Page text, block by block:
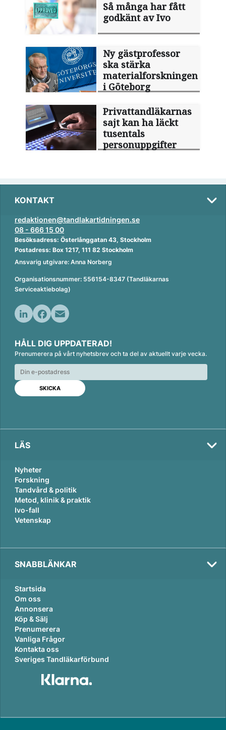
Så många har fått
godkänt av Ivo
Ny gästprofessor
ska stärka
materialforskningen
i Göteborg
Privattandläkarnas
sajt kan ha läckt
tusentals
personuppgifter
KONTAKT
redaktionen@tandlakartidningen.se
08 - 666 15 00
Besöksadress: Österlånggatan 43, Stockholm
Postadress: Box 1217, 111 82 Stockholm
Ansvarig utgivare: Anna Norberg
Organisationsnummer: 556154-8347 (Tandläkarnas
Serviceaktiebolag)
n
k
e
d
n
c
e
b
o
o
k
a
i
l
HÅLL DIG UPPDATERAD!
Prenumerera på vårt nyhetsbrev och ta del av aktuellt varje vecka.
LÄS
Nyheter
Forskning
Tandvård & politik
Metod, klinik & praktik
Ivo-fall
Vetenskap
SNABBLÄNKAR
Startsida
Om oss
Annonsera
Köp & Sälj
Prenumerera
Vanliga Frågor
Kontakta oss
Sveriges Tandläkarförbund